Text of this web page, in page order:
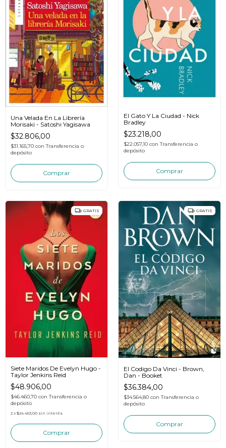
Una Velada En La Librería
Morisaki - Satoshi Yagisawa
$32.806,00
$31.165,70 con Transferencia o
depósito
El Gato Y La Ciudad - Nick
Bradley
$23.218,00
$22.057,10 con Transferencia o
depósito
GRATIS
Siete Maridos De Evelyn Hugo -
Taylor Jenkins Reid
$48.906,00
$46.460,70 con Transferencia o
depósito
2 x $24.453,00 sin interés
GRATIS
El Codigo Da Vinci - Brown,
Dan - Booket
$36.384,00
$34.564,80 con Transferencia o
depósito